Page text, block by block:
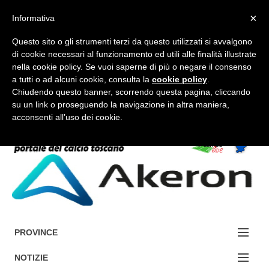
FORUM-ACCEDI
Accedi / Registrati
PROVINCE
EDIZIONE:
NOTIZIE
×
Informativa
Questo sito o gli strumenti terzi da questo utilizzati si avvalgono
di cookie necessari al funzionamento ed utili alle finalità illustrate
nella cookie policy. Se vuoi saperne di più o negare il consenso
a tutti o ad alcuni cookie, consulta la cookie policy
Chiudendo questo banner, scorrendo questa pagina, cliccando
su un link o proseguendo la navigazione in altra maniera,
acconsenti all’uso dei cookie.